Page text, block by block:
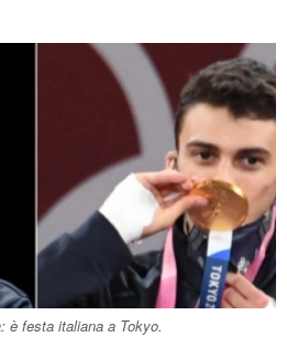
è festa italiana a Tokyo.